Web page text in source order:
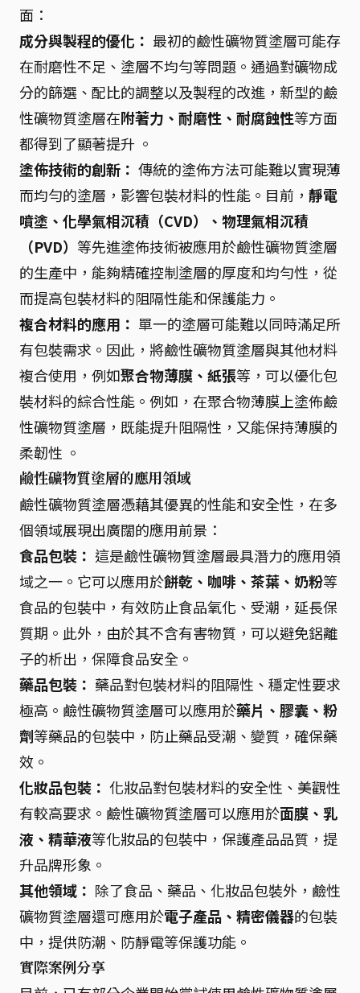
面：
成分與製程的優化： 最初的鹼性礦物質塗層可能存
在耐磨性不足、塗層不均勻等問題。通過對礦物成
分的篩選、配比的調整以及製程的改進，新型的鹼
性礦物質塗層在附著力、耐磨性、耐腐蝕性等方面
都得到了顯著提升 。
塗佈技術的創新： 傳統的塗佈方法可能難以實現薄
而均勻的塗層，影響包裝材料的性能。目前， 靜電
噴塗、化學氣相沉積（CVD）、物理氣相沉積
（PVD） 等先進塗佈技術被應用於鹼性礦物質塗層
的生產中，能夠精確控制塗層的厚度和均勻性，從
而提高包裝材料的阻隔性能和保護能力。
複合材料的應用： 單一的塗層可能難以同時滿足所
有包裝需求。因此，將鹼性礦物質塗層與其他材料
複合使用，例如聚合物薄膜、紙張等，可以優化包
裝材料的綜合性能。例如，在聚合物薄膜上塗佈鹼
性礦物質塗層，既能提升阻隔性，又能保持薄膜的
柔韌性 。
鹼性礦物質塗層的應用領域
鹼性礦物質塗層憑藉其優異的性能和安全性，在多
個領域展現出廣闊的應用前景：
食品包裝： 這是鹼性礦物質塗層最具潛力的應用領
域之一。它可以應用於餅乾、咖啡、茶葉、奶粉等
食品的包裝中，有效防止食品氧化、受潮，延長保
質期。此外，由於其不含有害物質，可以避免鋁離
子的析出，保障食品安全。
藥品包裝： 藥品對包裝材料的阻隔性、穩定性要求
極高。鹼性礦物質塗層可以應用於藥片、膠囊、粉
劑等藥品的包裝中，防止藥品受潮、變質，確保藥
效。
化妝品包裝： 化妝品對包裝材料的安全性、美觀性
有較高要求。鹼性礦物質塗層可以應用於面膜、乳
液、精華液等化妝品的包裝中，保護產品品質，提
升品牌形象。
其他領域： 除了食品、藥品、化妝品包裝外，鹼性
礦物質塗層還可應用於電子產品、精密儀器的包裝
中，提供防潮、防靜電等保護功能。
實際案例分享